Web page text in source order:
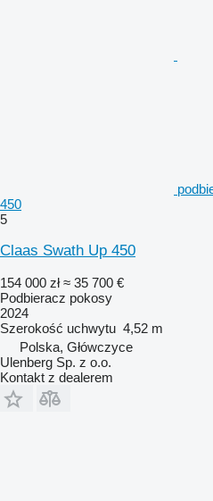
450
5
Claas Swath Up 450
154 000 zł ≈ 35 700 €
Podbieracz pokosy
2024
Szerokość uchwytu 4,52 m
Polska, Główczyce
Ulenberg Sp. z o.o.
Kontakt z dealerem